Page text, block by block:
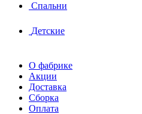
Спальни
Детские
О фабрике
Акции
Доставка
Сборка
Оплата